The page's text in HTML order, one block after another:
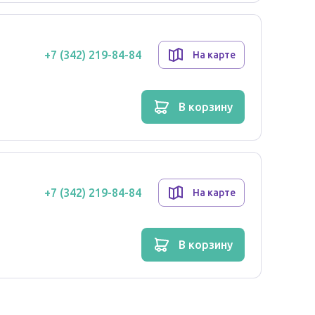
диспепсии, запоре, метеоризме, тошноте,
и/или после приема препаратов, которые
состава микрофлоры ЖКТ;
инфекционных заболеваний;
климата, места пребывания.
сут; детям от 2 лет и взрослым - 2 саше/
+7 (342) 219-84-84 На карте
в корзину
+7 (342) 219-84-84 На карте
в корзину